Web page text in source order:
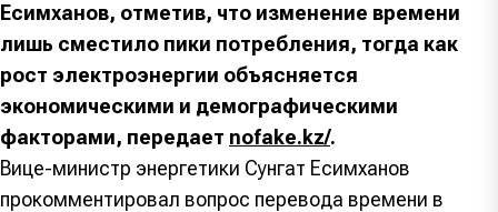
Есимханов, отметив, что изменение времени
лишь сместило пики потребления, тогда как
рост электроэнергии объясняется
экономическими и демографическими
факторами, передает nofake.kz/.
Вице-министр энергетики Сунгат Есимханов
прокомментировал вопрос перевода времени в